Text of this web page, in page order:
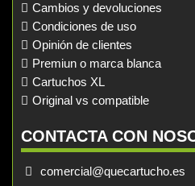
Cambios y devoluciones
Condiciones de uso
Opinión de clientes
Premiun o marca blanca
Cartuchos XL
Original vs compatible
CONTACTA CON
comercial@quecartucho.es